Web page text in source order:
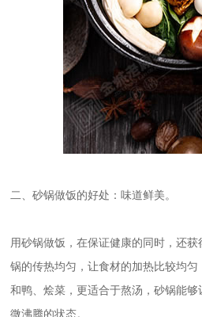
二、砂锅做饭的好处：味道鲜美。
用砂锅做饭，在保证健康的同时，还
锅的传热均匀，让食材的加热比较均
和鸭、烩菜，更适合于熬汤，砂锅能
微沸腾的状态。